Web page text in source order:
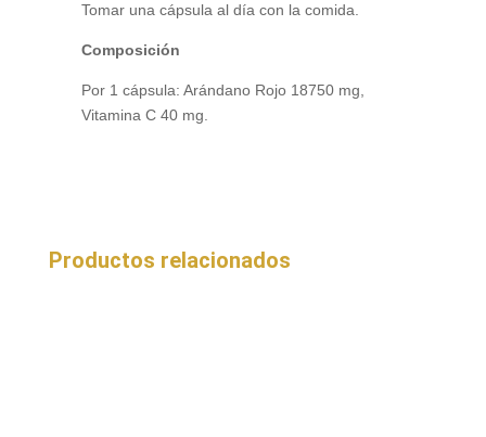
Tomar una cápsula al día con la comida.
Composición
Por 1 cápsula: Arándano Rojo 18750 mg,
Vitamina C 40 mg.
Productos relacionados